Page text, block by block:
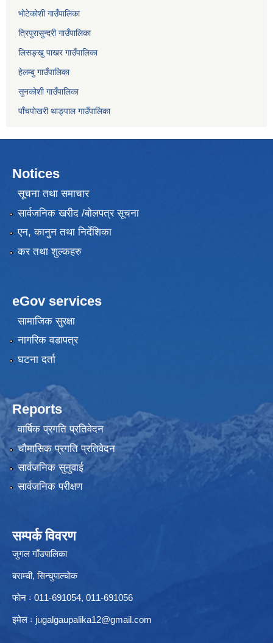
भोटेकोशी गाउँपालिका
त्रिपुरासुन्दरी गाउँपालिका
लिसङ्खु पाखर गाउँपालिका
हेलम्बु गाउँपालिका
सुनकोशी गाउँपालिका
पाँचपाेखरी थाङ्पाल गाउँपालिका
Notices
सूचना तथा समाचार
सार्वजनिक खरीद /बोलपत्र सूचना
एन, कानुन तथा निर्देशिका
कर तथा शुल्कहरु
eGov services
सामाजिक सुरक्षा
नागरिक वडापत्र
घटना दर्ता
Reports
वार्षिक प्रगति प्रतिवेदन
चौमासिक प्रगति प्रतिवेदन
सार्वजनिक सुनुवाई
सार्वजनिक परीक्षण
सम्पर्क विवरण
जुगल गाँउपालिका
बराम्ची, सिन्घुपाल्चाेक
फाेन ः 011-691054, 011-691056
इमेल ः jugalgaupalika12@gmail.com